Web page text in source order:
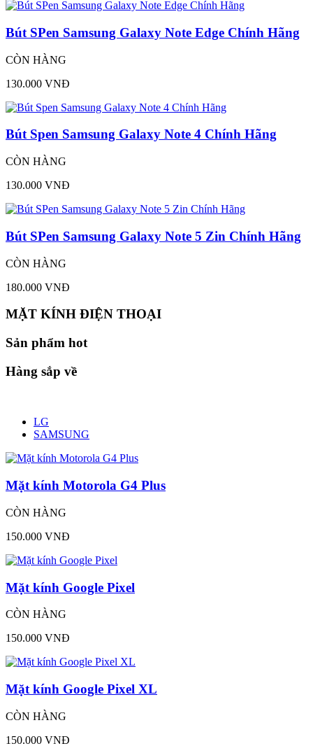
Bút SPen Samsung Galaxy Note Edge Chính Hãng
CÒN HÀNG
130.000 VNĐ
Bút Spen Samsung Galaxy Note 4 Chính Hãng
CÒN HÀNG
130.000 VNĐ
Bút SPen Samsung Galaxy Note 5 Zin Chính Hãng
CÒN HÀNG
180.000 VNĐ
MẶT KÍNH ĐIỆN THOẠI
Sản phẩm hot
Hàng sắp về
LG
SAMSUNG
Mặt kính Motorola G4 Plus
CÒN HÀNG
150.000 VNĐ
Mặt kính Google Pixel
CÒN HÀNG
150.000 VNĐ
Mặt kính Google Pixel XL
CÒN HÀNG
150.000 VNĐ